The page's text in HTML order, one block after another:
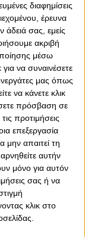
διαφημίσεις
έρευνα
άδειά σας, εμείς
ακριβή
μέσω
να συναινέσετε
μας όπως
να κάνετε κλικ
πρόσβαση σε
προτιμήσεις
επεξεργασία
απαιτεί τη
αυτήν
μόνο για αυτόν
σας ή να
κλικ στο
ΠΑΟΚ ήταν μια
οποία θέλει να
που ο Θρύλος
Ελλάδας
ήττες με
ιστορικό
έδωσε και την
τελικά στην
αυτό το
τους